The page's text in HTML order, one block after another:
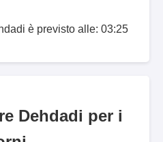
è previsto alle: 03:25
Dehdadi per i